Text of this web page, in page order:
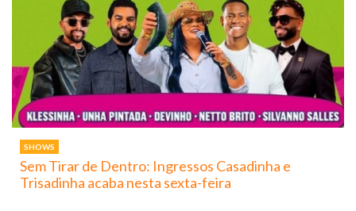
SHOWS
Sem Tirar de Dentro: Ingressos Casadinha e
Trisadinha acaba nesta sexta-feira